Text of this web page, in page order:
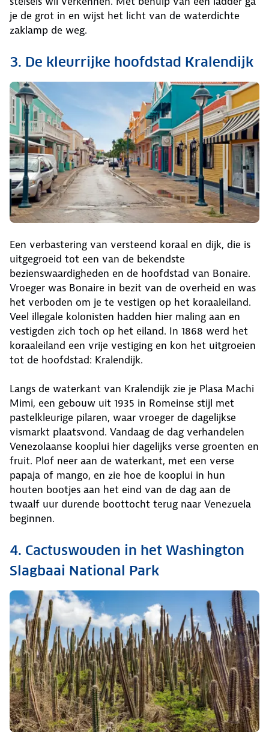
je de grot in en wijst het licht van de waterdichte
zaklamp de weg.
3. De kleurrijke hoofdstad Kralendijk
Een verbastering van versteend koraal en dijk, die is
uitgegroeid tot een van de bekendste
bezienswaardigheden en de hoofdstad van Bonaire.
Vroeger was Bonaire in bezit van de overheid en was
het verboden om je te vestigen op het koraaleiland.
Veel illegale kolonisten hadden hier maling aan en
vestigden zich toch op het eiland. In 1868 werd het
koraaleiland een vrije vestiging en kon het uitgroeien
tot de hoofdstad: Kralendijk.
Langs de waterkant van Kralendijk zie je Plasa Machi
Mimi, een gebouw uit 1935 in Romeinse stijl met
pastelkleurige pilaren, waar vroeger de dagelijkse
vismarkt plaatsvond. Vandaag de dag verhandelen
Venezolaanse kooplui hier dagelijks verse groenten en
fruit. Plof neer aan de waterkant, met een verse
papaja of mango, en zie hoe de kooplui in hun
houten bootjes aan het eind van de dag aan de
twaalf uur durende boottocht terug naar Venezuela
beginnen.
4. Cactuswouden in het Washington
Slagbaai National Park